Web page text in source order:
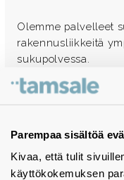
Parempaa sisältöä
Kivaa, että tulit
käyttökokemuksen
Olemme palvelleet
rakennusliikkeitä
sukupolvessa.
Ota yhteyttä -
Tuotekuvastot
Instagram